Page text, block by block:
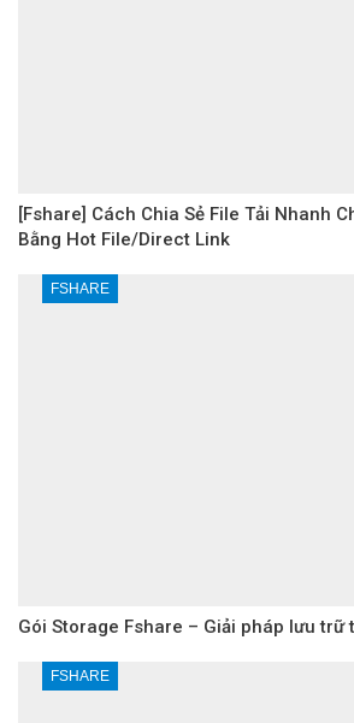
[Fshare] Cách Chia Sẻ File Tải Nhanh
Bằng Hot File/Direct Link
FSHARE
Gói Storage Fshare – Giải pháp lưu trữ
FSHARE